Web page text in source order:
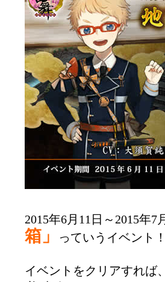
2015年6月11日～2015年
箱」 っていうイベント！
イベントをクリアすれば